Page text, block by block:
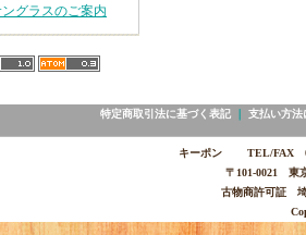
グラスのご案内
特定商取引法に基づく表記｜ 支払い方法
キーポン TEL/FAX
〒101-0021 東
古物商許可証